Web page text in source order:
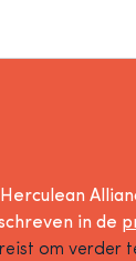
in de
om verder